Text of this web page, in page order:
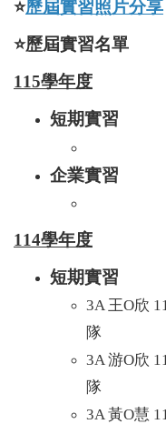
⭐️歷屆實習照片分享
⭐️歷屆實習名單
115學年度
短期實習
企業實習
114學年度
短期實習
3A 王O欣
隊
3A 游O欣
隊
3A 黃O慧